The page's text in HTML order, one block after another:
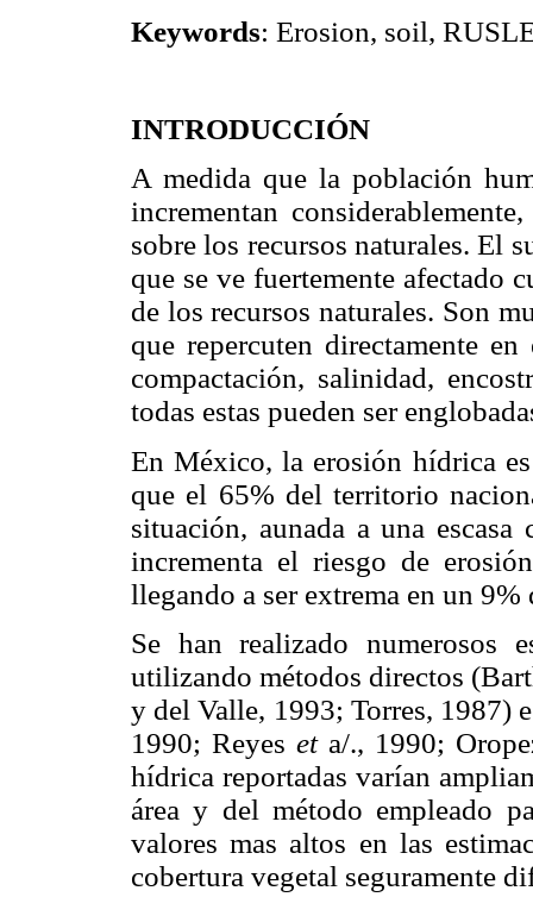
Keywords: Erosion, soil,
INTRODUCCIÓN
A medida que la población
incrementan
sobre los recursos naturales. El
que se ve fuertemente afectado
de los recursos naturales. Son
que repercuten directamente
compactación, salinidad,
todas estas pueden ser
En México, la erosión hídrica
que el 65% del territorio
situación, aunada a una
incrementa el riesgo de
llegando a ser extrema en un
Se han realizado numerosos
utilizando métodos directos
y del Valle, 1993; Torres, 1987)
1990; Reyeseta/., 1990;
hídrica reportadas varían
área y del método empleado
valores mas altos en las
cobertura vegetal seguramente